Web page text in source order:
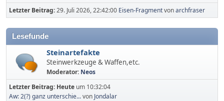
Letzter Beitrag:29. Juli 2026, 22:42:00 Eisen-Fragmentvonarchfraser
Lesefunde
Steinartefakte
Steinwerkzeuge & Waffen,etc.
Moderator: Neos
Letzter Beitrag: Heute um 10:32:04
Aw: 2(?) ganz unterschie...von Jondalar